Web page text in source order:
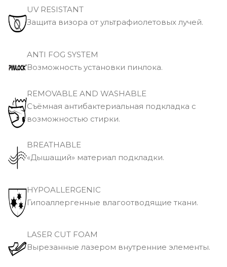
UV RESISTANT
Защита визора от ультрафиолетовых лучей.
ANTI FOG SYSTEM
Возможность установки пинлока.
REMOVABLE AND WASHABLE
Съёмная антибактериальная подкладка с
возможностью стирки.
BREATHABLE
«Дышащий» материал подкладки.
HYPOALLERGENIC
Гипоаллергенные влагоотводящие ткани.
LASER CUT FOAM
Вырезанные лазером внутренние элементы.